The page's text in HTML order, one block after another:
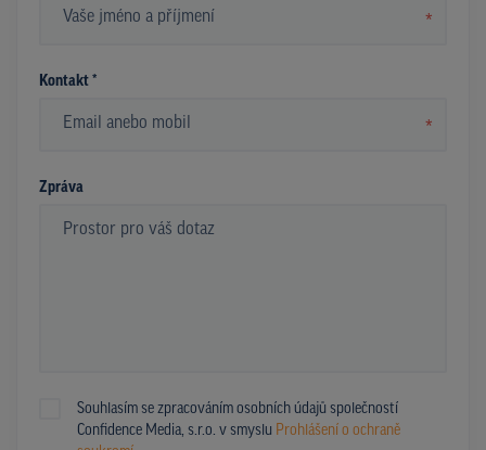
*
Kontakt *
*
Zpráva
Souhlasím se zpracováním osobních údajů společností
Confidence Media, s.r.o. v smyslu Prohlášení o ochraně